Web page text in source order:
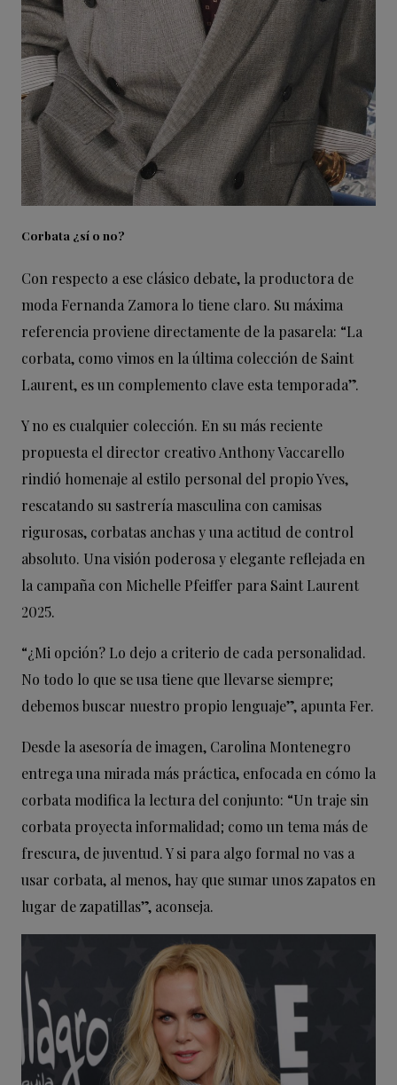
Corbata ¿sí o no?
Con respecto a ese clásico debate, la productora de
moda Fernanda Zamora lo tiene claro. Su máxima
referencia proviene directamente de la pasarela: “La
corbata, como vimos en la última colección de Saint
Laurent, es un complemento clave esta temporada”.
Y no es cualquier colección. En su más reciente
propuesta el director creativo Anthony Vaccarello
rindió homenaje al estilo personal del propio Yves,
rescatando su sastrería masculina con camisas
rigurosas, corbatas anchas y una actitud de control
absoluto. Una visión poderosa y elegante reflejada en
la campaña con Michelle Pfeiffer para Saint Laurent
2025.
“¿Mi opción? Lo dejo a criterio de cada personalidad.
No todo lo que se usa tiene que llevarse siempre;
debemos buscar nuestro propio lenguaje”, apunta Fer.
Desde la asesoría de imagen, Carolina Montenegro
entrega una mirada más práctica, enfocada en cómo la
corbata modifica la lectura del conjunto: “Un traje sin
corbata proyecta informalidad; como un tema más de
frescura, de juventud. Y si para algo formal no vas a
usar corbata, al menos, hay que sumar unos zapatos en
lugar de zapatillas”, aconseja.